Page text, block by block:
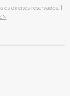
direitos reservados. |